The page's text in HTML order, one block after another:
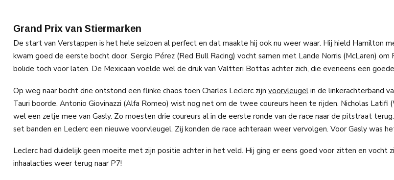
Grand Prix van Stiermarken
De start van Verstappen is het hele seizoen al perfect en dat maakte hij ook nu weer waar. Hij hield Hamilton
kwam goed de eerste bocht door. Sergio Pérez (Red Bull Racing) vocht samen met Lande Norris (McLaren) om
bolide toch voor laten. De Mexicaan voelde wel de druk van Valtteri Bottas achter zich, die eveneens een
Op weg naar bocht drie ontstond een flinke chaos toen Charles Leclerc zijn voorvleugelin de linkerachterband
Tauri boorde. Antonio Giovinazzi (Alfa Romeo) wist nog net om de twee coureurs heen te rijden. Nicholas Latifi
wel een zetje mee van Gasly. Zo moesten drie coureurs al in de eerste ronde van de race naar de pitstraat
set banden en Leclerc een nieuwe voorvleugel. Zij konden de race achteraan weer vervolgen. Voor Gasly was
Leclerc had duidelijk geen moeite met zijn positie achter in het veld. Hij ging er eens goed voor zitten en vocht
inhaalacties weer terug naar P7!